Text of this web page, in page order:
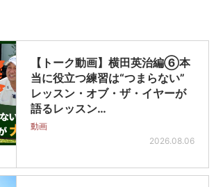
【トーク動画】横田英治編⑥本
当に役立つ練習は“つまらない”
レッスン・オブ・ザ・イヤーが
語るレッスン…
動画
2026.08.06